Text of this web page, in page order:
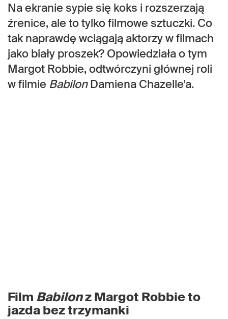
Na ekranie sypie się koks i rozszerzają
źrenice, ale to tylko filmowe sztuczki. Co
tak naprawdę wciągają aktorzy w filmach
jako biały proszek? Opowiedziała o tym
Margot Robbie, odtwórczyni głównej roli
w filmie BabilonDamiena Chazelle’a.
Film Babilonz Margot Robbie to
jazda bez trzymanki